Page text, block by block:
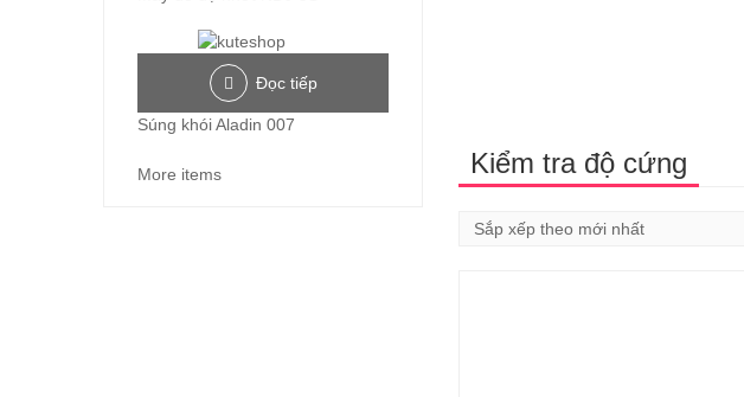
Kiểm tra độ cứng
Đọc tiếp
Súng khói Aladin 007
More items